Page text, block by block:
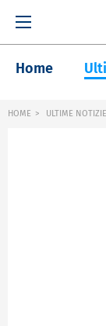
Home
HOME ULTIME NOTIZIE